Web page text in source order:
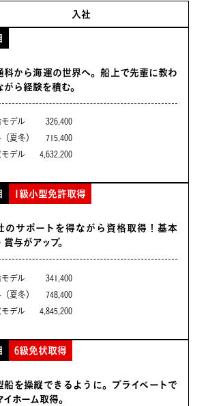
入社
科から海運の世界へ。船上で先輩に教わ
がら経験を積む。
デル
326,400
夏冬）
715,400
デル
4,632,200
1級小型免許取得
のサポートを得ながら資格取得！基本
与がアップ。
デル
341,400
夏冬）
748,400
デル
4,845,200
6級免状取得
船を操縦できるように。プライベートで
イホーム取得。